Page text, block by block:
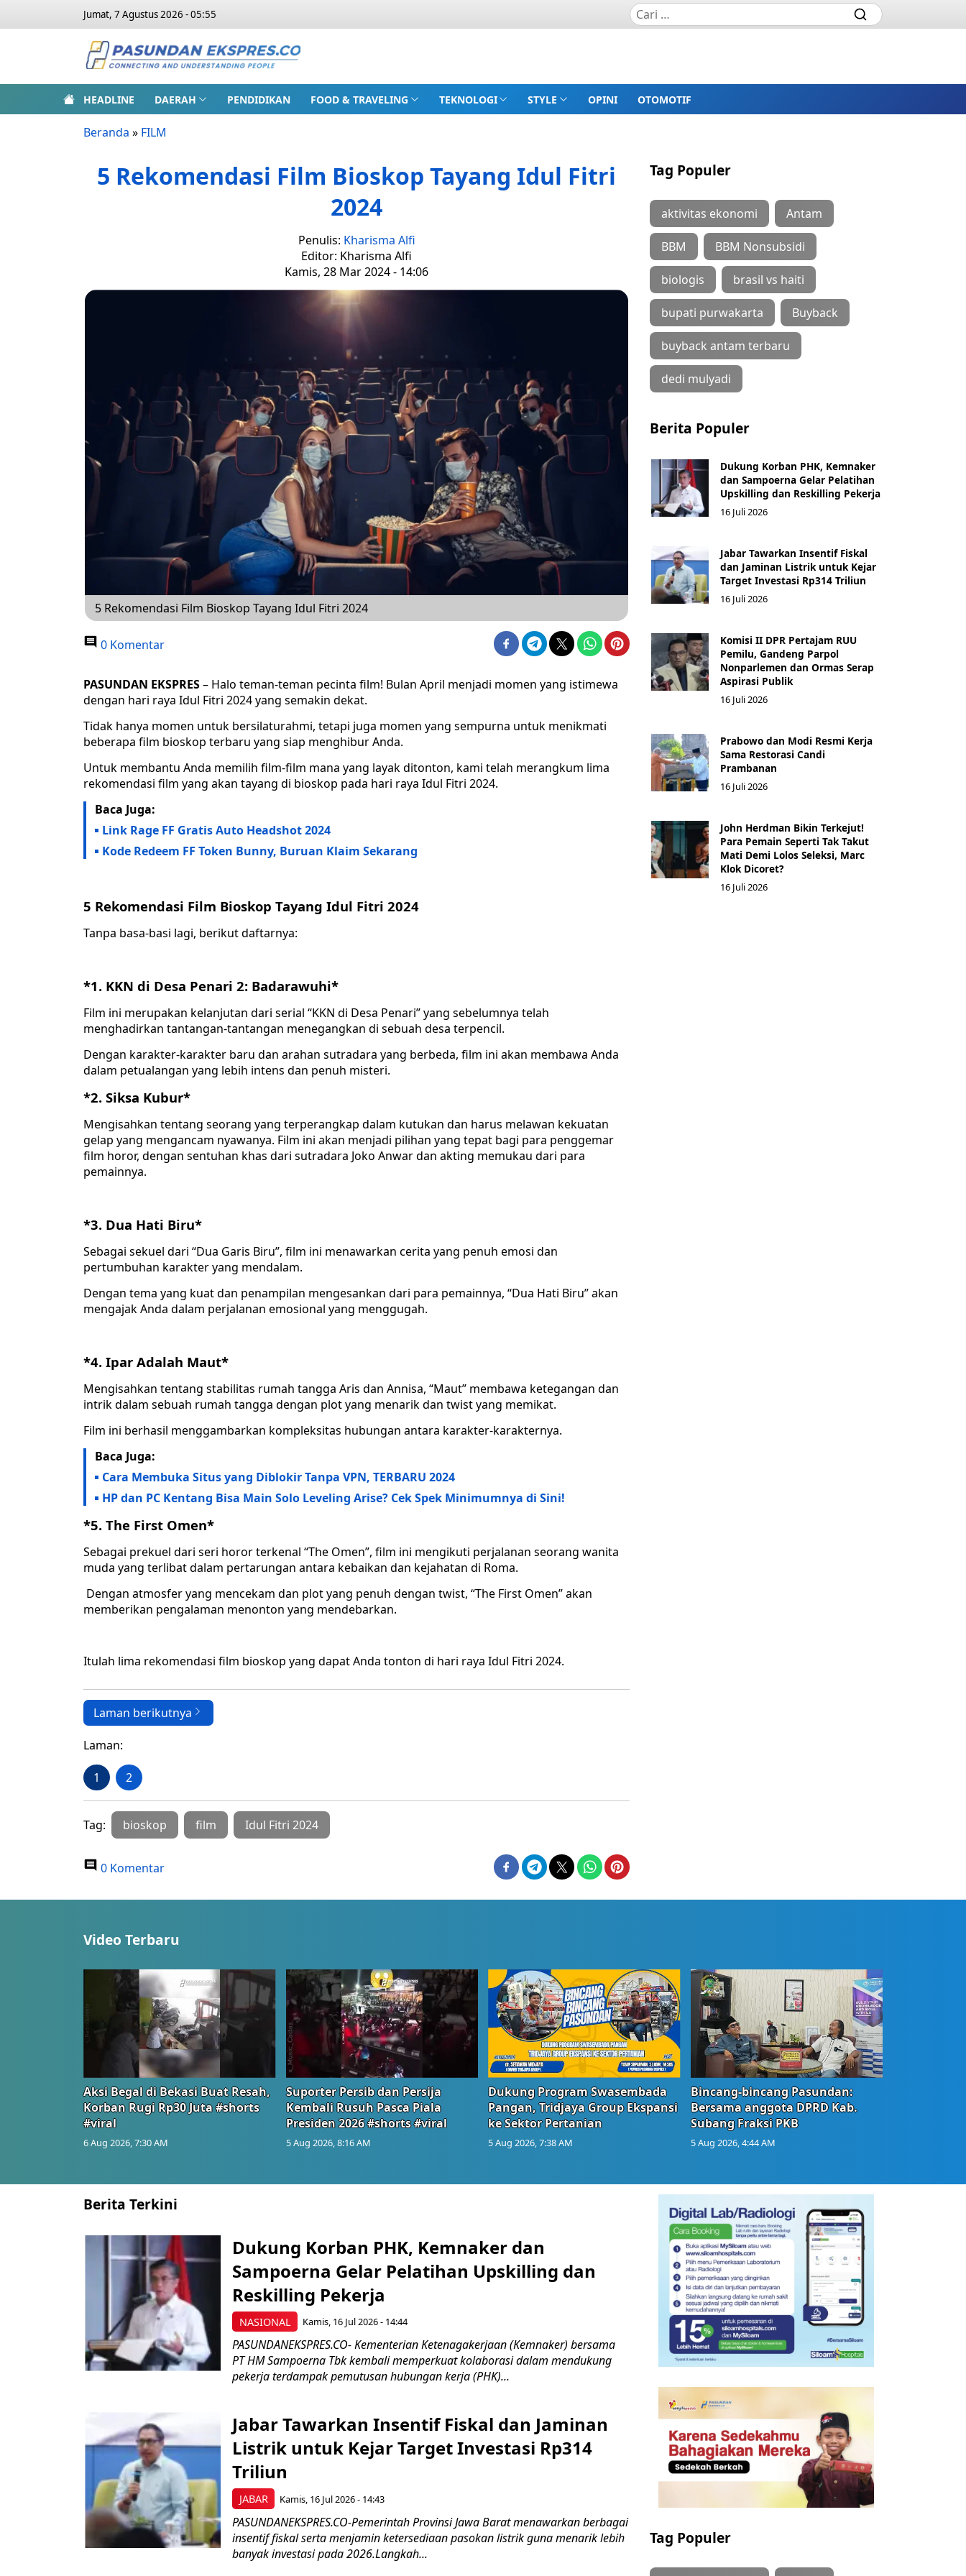
Jumat, 7 Agustus 2026 - 05:55
HEADLINE DAERAH PENDIDIKAN FOOD & TRAVELING TEKNOLOGI STYLE OPINI OTOMOTIF
Beranda » FILM
5 Rekomendasi Film Bioskop Tayang Idul Fitri
2024
Penulis: Kharisma Alfi
Editor: Kharisma Alfi
Kamis, 28 Mar 2024 - 14:06
5 Rekomendasi Film Bioskop Tayang Idul Fitri 2024
0 Komentar
PASUNDAN EKSPRES– Halo teman-teman pecinta film! Bulan April menjadi momen yang istimewa
dengan hari raya Idul Fitri 2024 yang semakin dekat.
Tidak hanya momen untuk bersilaturahmi, tetapi juga momen yang sempurna untuk menikmati
beberapa film bioskop terbaru yang siap menghibur Anda.
Untuk membantu Anda memilih film-film mana yang layak ditonton, kami telah merangkum lima
rekomendasi film yang akan tayang di bioskop pada hari raya Idul Fitri 2024.
Baca Juga:
Link Rage FF Gratis Auto Headshot 2024
Kode Redeem FF Token Bunny, Buruan Klaim Sekarang
5 Rekomendasi Film Bioskop Tayang Idul Fitri 2024
Tanpa basa-basi lagi, berikut daftarnya:
*1. KKN di Desa Penari 2: Badarawuhi*
Film ini merupakan kelanjutan dari serial “KKN di Desa Penari” yang sebelumnya telah
menghadirkan tantangan-tantangan menegangkan di sebuah desa terpencil.
Dengan karakter-karakter baru dan arahan sutradara yang berbeda, film ini akan membawa Anda
dalam petualangan yang lebih intens dan penuh misteri.
*2. Siksa Kubur*
Mengisahkan tentang seorang yang terperangkap dalam kutukan dan harus melawan kekuatan
gelap yang mengancam nyawanya. Film ini akan menjadi pilihan yang tepat bagi para penggemar
film horor, dengan sentuhan khas dari sutradara Joko Anwar dan akting memukau dari para
pemainnya.
*3. Dua Hati Biru*
Sebagai sekuel dari “Dua Garis Biru”, film ini menawarkan cerita yang penuh emosi dan
pertumbuhan karakter yang mendalam.
Dengan tema yang kuat dan penampilan mengesankan dari para pemainnya, “Dua Hati Biru” akan
mengajak Anda dalam perjalanan emosional yang menggugah.
*4. Ipar Adalah Maut*
Mengisahkan tentang stabilitas rumah tangga Aris dan Annisa, “Maut” membawa ketegangan dan
intrik dalam sebuah rumah tangga dengan plot yang menarik dan twist yang memikat.
Film ini berhasil menggambarkan kompleksitas hubungan antara karakter-karakternya.
Baca Juga:
Cara Membuka Situs yang Diblokir Tanpa VPN, TERBARU 2024
HP dan PC Kentang Bisa Main Solo Leveling Arise? Cek Spek Minimumnya di Sini!
*5. The First Omen*
Sebagai prekuel dari seri horor terkenal “The Omen”, film ini mengikuti perjalanan seorang wanita
muda yang terlibat dalam pertarungan antara kebaikan dan kejahatan di Roma.
Dengan atmosfer yang mencekam dan plot yang penuh dengan twist, “The First Omen” akan
memberikan pengalaman menonton yang mendebarkan.
Itulah lima rekomendasi film bioskop yang dapat Anda tonton di hari raya Idul Fitri 2024.
Laman berikutnya
Laman:
1 2
Tag: bioskop film Idul Fitri 2024
0 Komentar
Tag Populer
aktivitas ekonomi Antam
BBM BBM Nonsubsidi
biologis brasil vs haiti
bupati purwakarta Buyback
buyback antam terbaru
dedi mulyadi
Berita Populer
Dukung Korban PHK, Kemnaker
dan Sampoerna Gelar Pelatihan
Upskilling dan Reskilling Pekerja
16 Juli 2026
Jabar Tawarkan Insentif Fiskal
dan Jaminan Listrik untuk Kejar
Target Investasi Rp314 Triliun
16 Juli 2026
Komisi II DPR Pertajam RUU
Pemilu, Gandeng Parpol
Nonparlemen dan Ormas Serap
Aspirasi Publik
16 Juli 2026
Prabowo dan Modi Resmi Kerja
Sama Restorasi Candi
Prambanan
16 Juli 2026
John Herdman Bikin Terkejut!
Para Pemain Seperti Tak Takut
Mati Demi Lolos Seleksi, Marc
Klok Dicoret?
16 Juli 2026
Video Terbaru
Aksi Begal di Bekasi Buat Resah,
Korban Rugi Rp30 Juta #shorts
#viral
6 Aug 2026, 7:30 AM
Suporter Persib dan Persija
Kembali Rusuh Pasca Piala
Presiden 2026 #shorts #viral
5 Aug 2026, 8:16 AM
Dukung Program Swasembada
Pangan, Tridjaya Group Ekspansi
ke Sektor Pertanian
5 Aug 2026, 7:38 AM
Bincang-bincang Pasundan:
Bersama anggota DPRD Kab.
Subang Fraksi PKB
5 Aug 2026, 4:44 AM
Berita Terkini
NASIONAL
Dukung Korban PHK, Kemnaker dan
Sampoerna Gelar Pelatihan Upskilling dan
Reskilling Pekerja
Kamis, 16 Jul 2026 - 14:44
PASUNDANEKSPRES.CO- Kementerian Ketenagakerjaan (Kemnaker) bersama
PT HM Sampoerna Tbk kembali memperkuat kolaborasi dalam mendukung
pekerja terdampak pemutusan hubungan kerja (PHK)...
JABAR
Jabar Tawarkan Insentif Fiskal dan Jaminan
Listrik untuk Kejar Target Investasi Rp314
Triliun
Kamis, 16 Jul 2026 - 14:43
PASUNDANEKSPRES.CO-Pemerintah Provinsi Jawa Barat menawarkan berbagai
insentif fiskal serta menjamin ketersediaan pasokan listrik guna menarik lebih
banyak investasi pada 2026.Langkah...
Tag Populer